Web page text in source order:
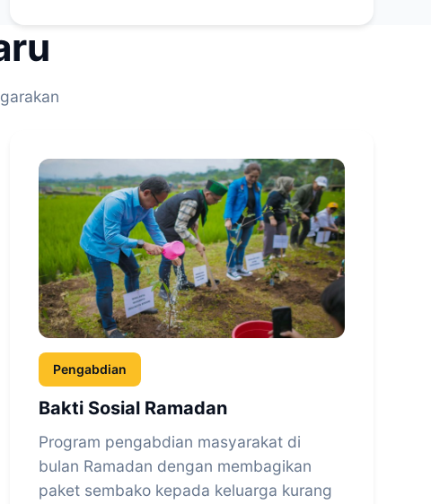
Pengabdian
Bakti Sosial Ramadan
Program pengabdian masyarakat di
bulan Ramadan dengan membagikan
paket sembako kepada keluarga kurang